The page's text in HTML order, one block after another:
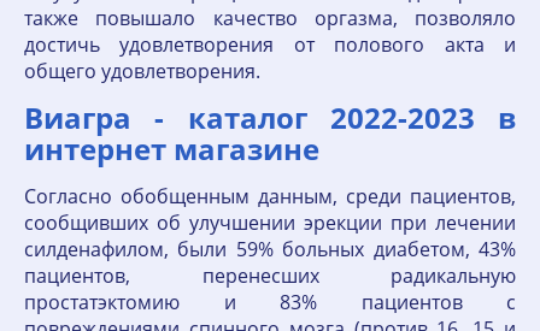
также повышало качество оргазма, позволяло
достичь удовлетворения от полового акта и
общего удовлетворения.
Виагра - каталог 2022-2023 в
интернет магазине
Согласно обобщенным данным, среди пациентов,
сообщивших об улучшении эрекции при лечении
силденафилом, были 59% больных диабетом, 43%
пациентов, перенесших радикальную
простатэктомию и 83% пациентов с